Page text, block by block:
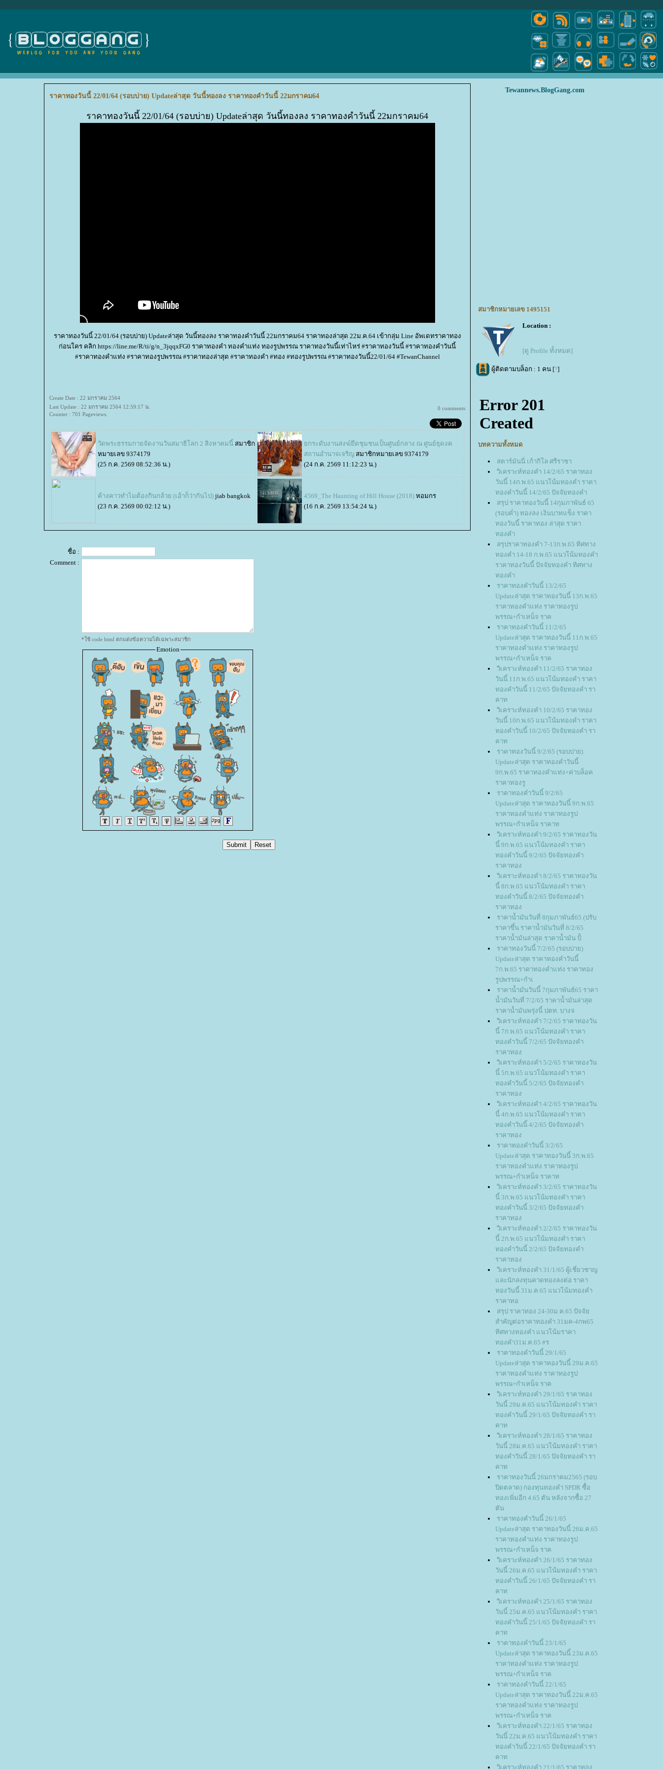
ราคาทองวันนี้ 22/01/64 (รอบบ่าย) Updateล่าสุด วันนี้ทองลง ราคาทองคำวันนี้ 22มกราคม64
ราคาทองวันนี้ 22/01/64 (รอบบ่าย) Updateล่าสุด วันนี้ทองลง ราคาทองคำวันนี้ 22มกราคม64
ราคาทองวันนี้ 22/01/64 (รอบบ่าย) Updateล่าสุด วันนี้ทองลง ราคาทองคำวันนี้ 22มกราคม64 ราคาทองล่าสุด 22ม.ค.64 เข้ากลุ่ม Line อัพเดทราคาทอง
ก่อนใคร คลิก https://line.me/R/ti/g/n_3jqqxFG0 ราคาทองคำ ทองคำแท่ง ทองรูปพรรณ ราคาทองวันนี้เท่าไหร่ #ราคาทองวันนี้ #ราคาทองคำวันนี้
#ราคาทองคำแท่ง #ราคาทองรูปพรรณ #ราคาทองล่าสุด #ราคาทองคำ #ทอง #ทองรูปพรรณ #ราคาทองวันนี้22/01/64 #TewanChannel
Create Date : 22 มกราคม 2564
Last Update : 22 มกราคม 2564 12:59:17 น.
Counter : 701 Pageviews.
0 comments
วัดพระธรรมกายจัดงานวันสมาธิโลก 2 สิงหาคมนี้ สมาชิก
หมายเลข 9374179
(25 ก.ค. 2569 08:52:36 น.)
กระดับงานสงฆ์ยึดชุมชนเป็นศูนย์กลาง ณ ศูนย์ธุดงค
สถานอำนาจเจริญ สมาชิกหมายเลข 9374179
(24 ก.ค. 2569 11:12:23 น.)
ค้างคาวทำไมต้องกินกล้วย (เอ้าก็ว่ากันไป) jiab bangkok
(23 ก.ค. 2569 00:02:12 น.)
4569_The Haunting of Hill House (2018) หอมกร
(16 ก.ค. 2569 13:54:24 น.)
ชื่อ :
Comment :
*ใช้ code html ตกแต่งข้อความได้เฉพาะสมาชิก
Emotion
Tewannews.BlogGang.com
สมาชิกหมายเลข 1495151
Location :
[ดู Profile ทั้งหมด]
ผู้ติดตามบล็อก : 1 คน [?]
บทความทั้งหมด
สตาร์มันนี่ เก้ากิโล ศรีราชา
วิเคราะห์ทองคำ 14/2/65 ราคาทอง
วันนี้ 14ก.พ.65 แนวโน้มทองคำ ราคา
ทองคำวันนี้ 14/2/65 ปัจจัยทองคำ
สรุป ราคาทองวันนี้ 14กุมภาพันธ์ 65
(รอบค่ำ) ทองลง เงินบาทแข็ง ราคา
ทองวันนี้ ราคาทอง ล่าสุด ราคา
ทองคำ
สรุปราคาทองคำ 7-13ก.พ.65 ทิศทาง
ทองคำ 14-18 ก.พ.65 แนวโน้มทองคำ
ราคาทองวันนี้ ปัจจัยทองคำ ทิศทาง
ทองคำ
ราคาทองคำวันนี้ 13/2/65
Updateล่าสุด ราคาทองวันนี้ 13ก.พ.65
ราคาทองคำแท่ง ราคาทองรูป
พรรณ+กำเหน็จ ราค
ราคาทองคำวันนี้ 11/2/65
Updateล่าสุด ราคาทองวันนี้ 11ก.พ.65
ราคาทองคำแท่ง ราคาทองรูป
พรรณ+กำเหน็จ ราค
วิเคราะห์ทองคำ 11/2/65 ราคาทอง
วันนี้ 11ก.พ.65 แนวโน้มทองคำ ราคา
ทองคำวันนี้ 11/2/65 ปัจจัยทองคำ รา
คาท
วิเคราะห์ทองคำ 10/2/65 ราคาทอง
วันนี้ 10ก.พ.65 แนวโน้มทองคำ ราคา
ทองคำวันนี้ 10/2/65 ปัจจัยทองคำ รา
คาท
ราคาทองวันนี้ 9/2/65 (รอบบ่าย)
Updateล่าสุด ราคาทองคำวันนี้
9ก.พ.65 ราคาทองคำแท่ง+ค่าบล็อค
ราคาทองรู
ราคาทองคำวันนี้ 9/2/65
Updateล่าสุด ราคาทองวันนี้ 9ก.พ.65
ราคาทองคำแท่ง ราคาทองรูป
พรรณ+กำเหน็จ ราคาท
วิเคราะห์ทองคำ 9/2/65 ราคาทองวัน
นี้ 9ก.พ.65 แนวโน้มทองคำ ราคา
ทองคำวันนี้ 9/2/65 ปัจจัยทองคำ
ราคาทอง
วิเคราะห์ทองคำ 8/2/65 ราคาทองวัน
นี้ 8ก.พ.65 แนวโน้มทองคำ ราคา
ทองคำวันนี้ 8/2/65 ปัจจัยทองคำ
ราคาทอง
ราคาน้ำมันวันที่ 8กุมภาพันธ์65 (ปรับ
ราคาขึ้น ราคาน้ำมันวันที่ 8/2/65
ราคาน้ำมันล่าสุด ราคาน้ำมัน ปั้
ราคาทองวันนี้ 7/2/65 (รอบบ่าย)
Updateล่าสุด ราคาทองคำวันนี้
7ก.พ.65 ราคาทองคำแท่ง ราคาทอง
รูปพรรณ+กำเ
ราคาน้ำมันวันนี้ 7กุมภาพันธ์65 ราคา
น้ำมันวันที่ 7/2/65 ราคาน้ำมันล่าสุด
ราคาน้ำมันพรุ่งนี้ ปตท. บางจ
วิเคราะห์ทองคำ 7/2/65 ราคาทองวัน
นี้ 7ก.พ.65 แนวโน้มทองคำ ราคา
ทองคำวันนี้ 7/2/65 ปัจจัยทองคำ
ราคาทอง
วิเคราะห์ทองคำ 5/2/65 ราคาทองวัน
นี้ 5ก.พ.65 แนวโน้มทองคำ ราคา
ทองคำวันนี้ 5/2/65 ปัจจัยทองคำ
ราคาทอง
วิเคราะห์ทองคำ 4/2/65 ราคาทองวัน
นี้ 4ก.พ.65 แนวโน้มทองคำ ราคา
ทองคำวันนี้ 4/2/65 ปัจจัยทองคำ
ราคาทอง
ราคาทองคำวันนี้ 3/2/65
Updateล่าสุด ราคาทองวันนี้ 3ก.พ.65
ราคาทองคำแท่ง ราคาทองรูป
พรรณ+กำเหน็จ ราคาท
วิเคราะห์ทองคำ 3/2/65 ราคาทองวัน
นี้ 3ก.พ.65 แนวโน้มทองคำ ราคา
ทองคำวันนี้ 3/2/65 ปัจจัยทองคำ
ราคาทอง
วิเคราะห์ทองคำ 2/2/65 ราคาทองวัน
นี้ 2ก.พ.65 แนวโน้มทองคำ ราคา
ทองคำวันนี้ 2/2/65 ปัจจัยทองคำ
ราคาทอง
วิเคราะห์ทองคำ 31/1/65 ผู้เชี่ยวชาญ
ละนักลงทุนคาดทองลงต่อ ราคา
ทองวันนี้ 31ม.ค.65 แนวโน้มทองคำ
ราคาทอ
สรุป ราคาทอง 24-30ม.ค.65 ปัจจั
สำคัญต่อราคาทองคำ 31มค-4กพ65
ทิศทางทองคำ แนวโน้มราคา
ทองคำ31ม.ค.65 #ร
ราคาทองคำวันนี้ 29/1/65
Updateล่าสุด ราคาทองวันนี้ 29ม.ค.65
ราคาทองคำแท่ง ราคาทองรูป
พรรณ+กำเหน็จ ราค
วิเคราะห์ทองคำ 29/1/65 ราคาทอง
วันนี้ 29ม.ค.65 แนวโน้มทองคำ ราคา
ทองคำวันนี้ 29/1/65 ปัจจัยทองคำ รา
คาท
วิเคราะห์ทองคำ 28/1/65 ราคาทอง
วันนี้ 28ม.ค.65 แนวโน้มทองคำ ราคา
ทองคำวันนี้ 28/1/65 ปัจจัยทองคำ รา
คาท
ราคาทองวันนี้ 26มกราคม2565 (รอบ
ปิดตลาด) กองทุนทองคำ SPDR ซื้อ
ทองเพิ่มอีก 4.65 ตัน หลังจากซื้อ 27
ตัน
ราคาทองคำวันนี้ 26/1/65
Updateล่าสุด ราคาทองวันนี้ 26ม.ค.65
ราคาทองคำแท่ง ราคาทองรูป
พรรณ+กำเหน็จ ราค
วิเคราะห์ทองคำ 26/1/65 ราคาทอง
วันนี้ 26ม.ค.65 แนวโน้มทองคำ ราคา
ทองคำวันนี้ 26/1/65 ปัจจัยทองคำ รา
คาท
วิเคราะห์ทองคำ 25/1/65 ราคาทอง
วันนี้ 25ม.ค.65 แนวโน้มทองคำ ราคา
ทองคำวันนี้ 25/1/65 ปัจจัยทองคำ รา
คาท
ราคาทองคำวันนี้ 23/1/65
Updateล่าสุด ราคาทองวันนี้ 23ม.ค.65
ราคาทองคำแท่ง ราคาทองรูป
พรรณ+กำเหน็จ ราค
ราคาทองคำวันนี้ 22/1/65
Updateล่าสุด ราคาทองวันนี้ 22ม.ค.65
ราคาทองคำแท่ง ราคาทองรูป
พรรณ+กำเหน็จ ราค
วิเคราะห์ทองคำ 22/1/65 ราคาทอง
วันนี้ 22ม.ค.65 แนวโน้มทองคำ ราคา
ทองคำวันนี้ 22/1/65 ปัจจัยทองคำ รา
คาท
วิเคราะห์ทองคำ 21/1/65 ราคาทอง